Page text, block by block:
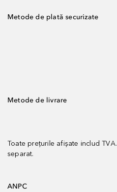
Metode de plată securizate
Metode de livrare
Toate prețurile afișate includ TVA.
separat.
ANPC